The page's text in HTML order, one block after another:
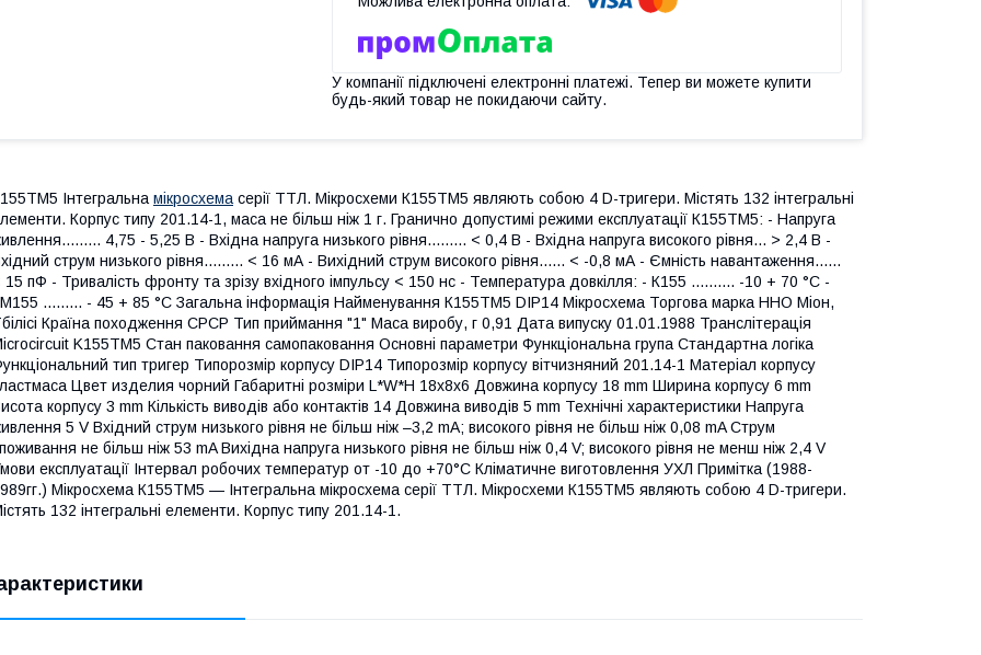
У компанії підключені електронні платежі. Тепер ви можете купити
будь-який товар не покидаючи сайту.
Інтегральна мікросхема серії ТТЛ. Мікросхеми К155ТМ5 являють собою 4 D-тригери. Містять 132 інтегральні
Корпус типу 201.14-1, маса не більш ніж 1 г. Гранично допустимі режими експлуатації К155ТМ5: - Напруга
4,75 - 5,25 В - Вхідна напруга низького рівня......... < 0,4 В - Вхідна напруга високого рівня... > 2,4 В -
струм низького рівня......... < 16 мА - Вихідний струм високого рівня...... < -0,8 мА - Ємність навантаження......
15 пФ - Тривалість фронту та зрізу вхідного імпульсу < 150 нс - Температура довкілля: - К155 .......... -10 + 70 °С -
......... - 45 + 85 °С Загальна інформація Найменування К155ТМ5 DIP14 Мікросхема Торгова марка ННО Міон,
Країна походження СРСР Тип приймання "1" Маса виробу, г 0,91 Дата випуску 01.01.1988 Транслітерація
K155TM5 Стан паковання самопаковання Основні параметри Функціональна група Стандартна логіка
тип тригер Типорозмір корпусу DIP14 Типорозмір корпусу вітчизняний 201.14-1 Матеріал корпусу
Цвет изделия чорний Габаритні розміри L*W*H 18х8х6 Довжина корпусу 18 mm Ширина корпусу 6 mm
корпусу 3 mm Кількість виводів або контактів 14 Довжина виводів 5 mm Технічні характеристики Напруга
5 V Вхідний струм низького рівня не більш ніж –3,2 mA; високого рівня не більш ніж 0,08 mA Струм
не більш ніж 53 mA Вихідна напруга низького рівня не більш ніж 0,4 V; високого рівня не менш ніж 2,4 V
експлуатації Інтервал робочих температур от -10 до +70°C Кліматичне виготовлення УХЛ Примітка (1988-
Мікросхема К155ТМ5 — Інтегральна мікросхема серії ТТЛ. Мікросхеми К155ТМ5 являють собою 4 D-тригери.
132 інтегральні елементи. Корпус типу 201.14-1.